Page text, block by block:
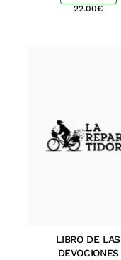
22.00€
LIBRO DE LAS
DEVOCIONES